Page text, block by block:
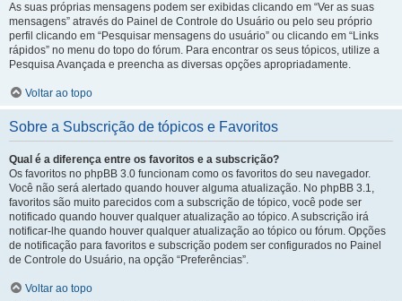
As suas próprias mensagens podem ser exibidas clicando em “Ver as suas
mensagens” através do Painel de Controle do Usuário ou pelo seu próprio
perfil clicando em “Pesquisar mensagens do usuário” ou clicando em “Links
rápidos” no menu do topo do fórum. Para encontrar os seus tópicos, utilize a
Pesquisa Avançada e preencha as diversas opções apropriadamente.
Voltar ao topo
Sobre a Subscrição de tópicos e Favoritos
Qual é a diferença entre os favoritos e a subscrição?
Os favoritos no phpBB 3.0 funcionam como os favoritos do seu navegador.
Você não será alertado quando houver alguma atualização. No phpBB 3.1,
favoritos são muito parecidos com a subscrição de tópico, você pode ser
notificado quando houver qualquer atualização ao tópico. A subscrição irá
notificar-lhe quando houver qualquer atualização ao tópico ou fórum. Opções
de notificação para favoritos e subscrição podem ser configurados no Painel
de Controle do Usuário, na opção “Preferências”.
Voltar ao topo